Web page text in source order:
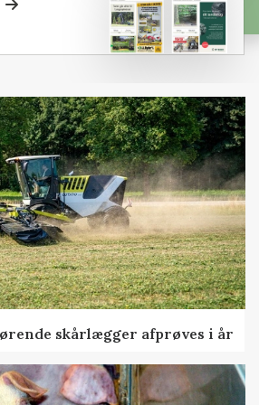
skårlægger afprøves i år